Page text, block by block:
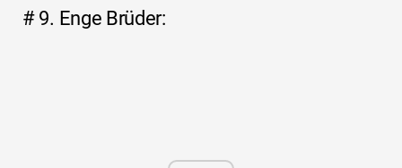
# 9. Enge Brüder: